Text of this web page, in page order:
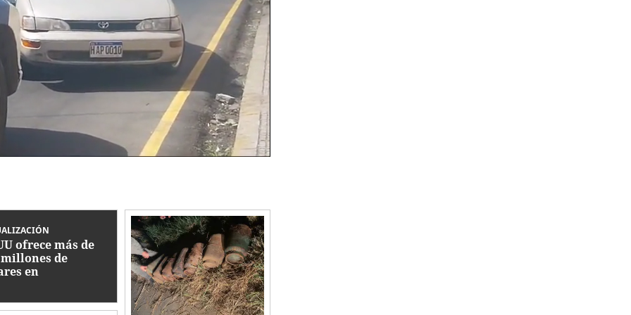
ofrece más de
millones de
en